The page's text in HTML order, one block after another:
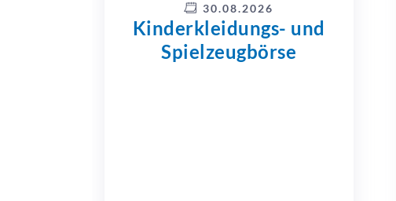
30.08.2026
Kinderkleidungs- und
Spielzeugbörse